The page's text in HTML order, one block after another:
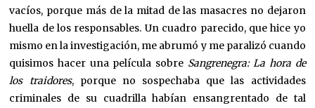
vacíos, porque más de la mitad de las masacres no dejaron
huella de los responsables. Un cuadro parecido, que hice yo
mismo en la investigación, me abrumó y me paralizó cuando
quisimos hacer una película sobre Sangrenegra: La hora de
los traidores, porque no sospechaba que las actividades
criminales de su cuadrilla habían ensangrentado de tal